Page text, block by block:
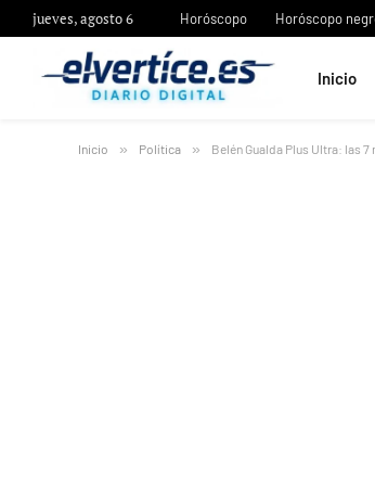
jueves, agosto 6 Horóscopo Horóscopo
Inicio
Inicio » Política » Belén Gualda Plus Ultra: las